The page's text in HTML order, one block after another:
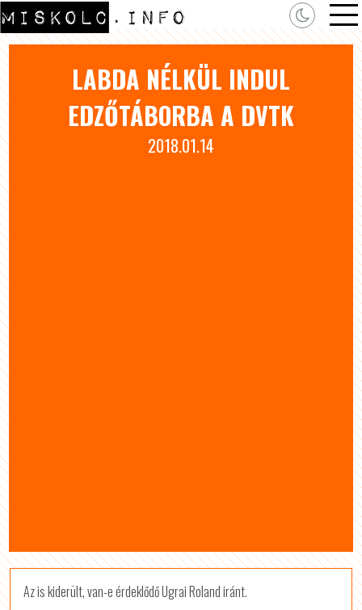
LABDA NÉLKÜL INDUL
EDZŐTÁBORBA A DVTK
2018.01.14
Az is kiderült, van-e érdeklődő Ugrai Roland iránt.